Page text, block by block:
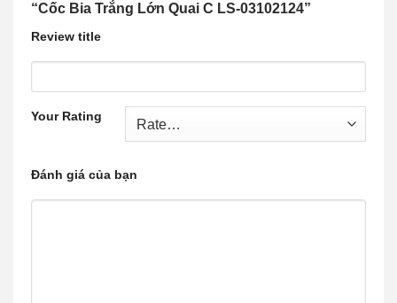
“Cốc Bia Trắng Lớn Quai C LS-03102124”
Review title
Your Rating
Đánh giá của bạn